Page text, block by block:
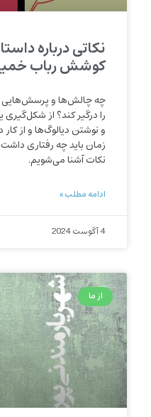
نکاتی درباره
کوشش رباب
چه چالش‌ها و
را درگیر کند؟ از
و نوشتن دیالوگ‌ها و از
زمان باید چه رفتاری
نکات آشنا می‌شویم.
ادامه مطلب »
4 آگوست 2024
از ما